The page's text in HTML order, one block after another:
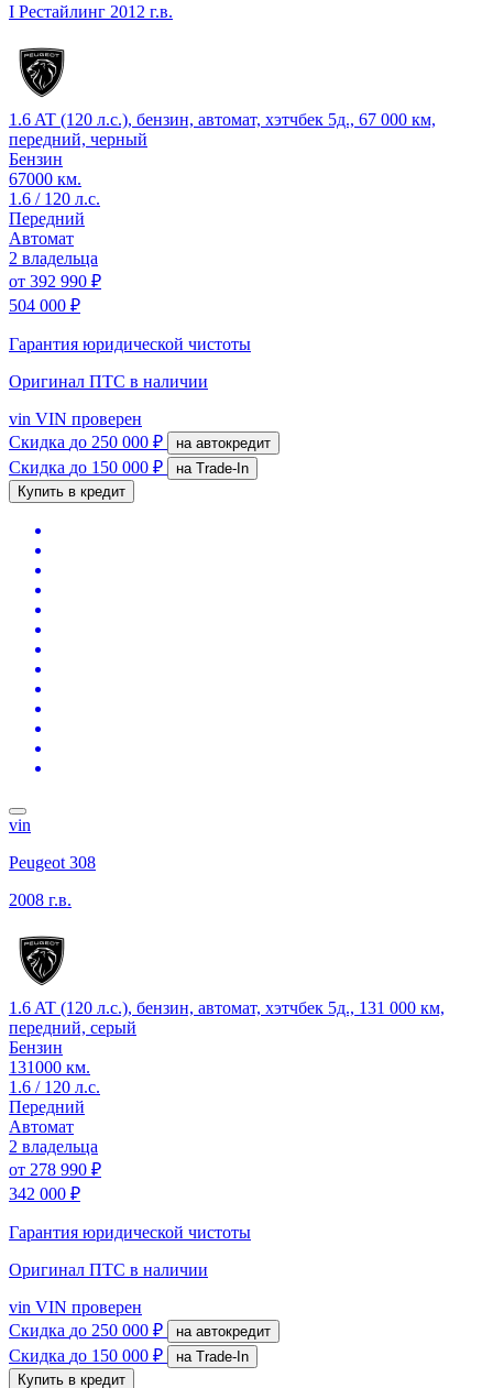
I Рестайлинг 2012 г.в.
1.6 AT (120 л.с.), бензин, автомат, хэтчбек 5д., 67 000 км,
передний, черный
Бензин
67000 км.
1.6 / 120 л.с.
Передний
Автомат
2 владельца
от 392 990 ₽
504 000 ₽
Гарантия юридической чистоты
Оригинал ПТС в наличии
vin VIN проверен
Скидка до 250 000 ₽ на автокредит
Скидка до 150 000 ₽
на Trade-In
Купить в кредит
vin
Peugeot 308
2008 г.в.
1.6 AT (120 л.с.), бензин, автомат, хэтчбек 5д., 131 000 км,
передний, серый
Бензин
131000 км.
1.6 / 120 л.с.
Передний
Автомат
2 владельца
от 278 990 ₽
342 000 ₽
Гарантия юридической чистоты
Оригинал ПТС в наличии
vin VIN проверен
Скидка до 250 000 ₽ на автокредит
Скидка до 150 000 ₽
на Trade-In
Купить в кредит